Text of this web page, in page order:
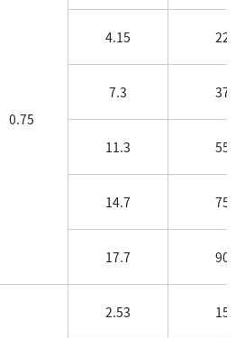
0.75
4.15 22
7.3 37
11.3 55
14.7 75
17.7 90
2.53 15